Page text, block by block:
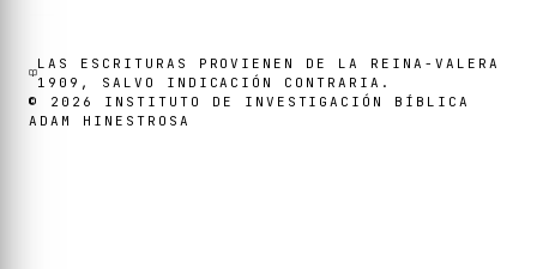
LAS ESCRITURAS PROVIENEN DE LA REINA-VALERA
1909, SALVO INDICACIÓN CONTRARIA.
© 2026
INSTITUTO DE INVESTIGACIÓN BÍBLICA
ADAM HINESTROSA